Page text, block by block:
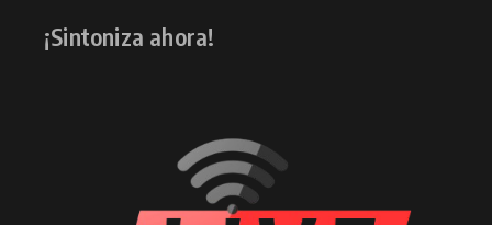
¡Sintoniza ahora!